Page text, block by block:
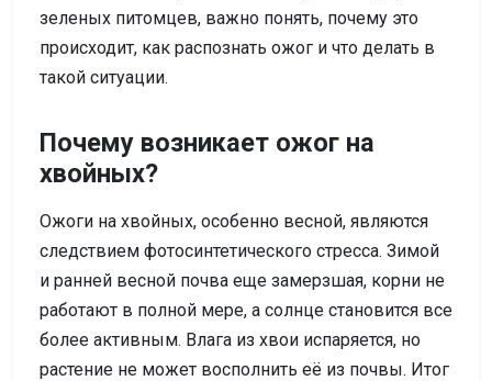
зеленых питомцев, важно понять, почему это
происходит, как распознать ожог и что делать в
такой ситуации.
Почему возникает ожог на
хвойных?
Ожоги на хвойных, особенно весной, являются
следствием фотосинтетического стресса. Зимой
и ранней весной почва еще замерзшая, корни не
работают в полной мере, а солнце становится все
более активным. Влага из хвои испаряется, но
растение не может восполнить её из почвы. Итог